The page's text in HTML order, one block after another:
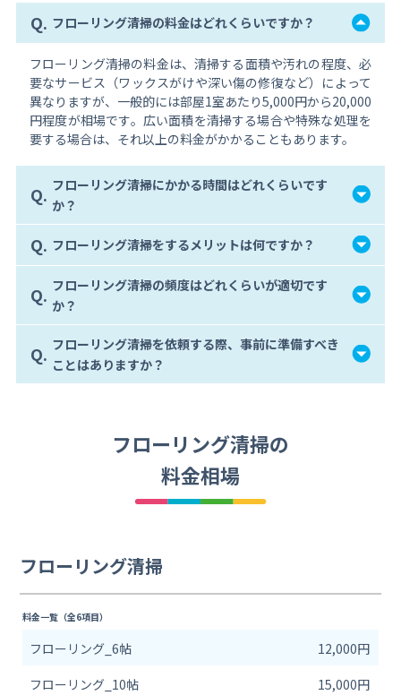
Q. フローリング清掃の料金はどれくらいですか？
フローリング清掃の料金は、清掃する面積や汚れの程度、必
要なサービス（ワックスがけや深い傷の修復など）によって
異なりますが、一般的には部屋1室あたり5,000円から20,000
円程度が相場です。広い面積を清掃する場合や特殊な処理を
要する場合は、それ以上の料金がかかることもあります。
Q. フローリング清掃にかかる時間はどれくらいです
か？
Q. フローリング清掃をするメリットは何ですか？
Q. フローリング清掃の頻度はどれくらいが適切です
か？
Q. フローリング清掃を依頼する際、事前に準備すべき
ことはありますか？
フローリング清掃の
料金相場
フローリング清掃
料金一覧（全6項目）
フローリング_6帖
12,000円
フローリング_10帖
15,000円